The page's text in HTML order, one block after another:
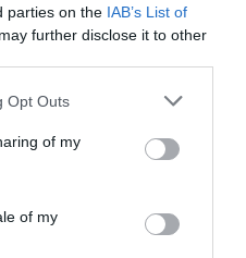
parties on the IAB’s List of
further disclose it to other
Opt Outs
of my
of my
del Congo, y en
como las que ha llevado
dando asistencia médica,
refugiada, o en Haití,
entre otras acciones.
como fuente preferida
noticias de actualidad.